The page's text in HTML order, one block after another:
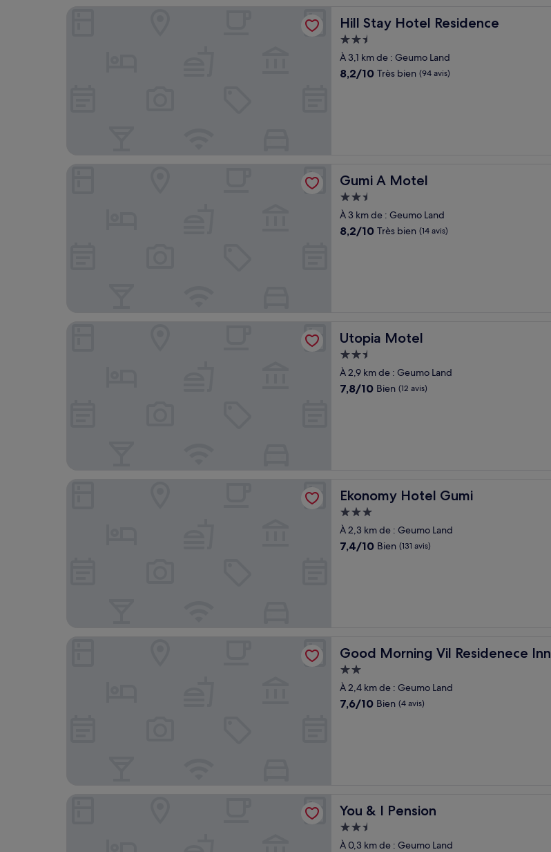
Hill Stay Hotel Residence
Hill Stay Hotel Residence
Hébergement
2.5 étoiles
À 3,1 km de : Geumo Land
8.2
8,2/10 Très bien (94 avis)
Gumi A Motel
Gumi A Motel
Hébergement
2.5 étoiles
À 3 km de : Geumo Land
8.2
8,2/10 Très bien (14 avis)
Utopia Motel
Utopia Motel
Hébergement
2.5 étoiles
À 2,9 km de : Geumo Land
7.8
7,8/10 Bien (12 avis)
Ekonomy Hotel Gumi
Ekonomy Hotel Gumi
Hébergement
3.0 étoiles
À 2,3 km de : Geumo Land
7.4
7,4/10 Bien (131 avis)
Good Morning Vil Residenece Inn
Good Morning Vil Residenece Inn
Hébergement
2.0 étoiles
À 2,4 km de : Geumo Land
7.6
7,6/10 Bien (4 avis)
You & I Pension
You & I Pension
Hébergement
2.5 étoiles
À 0,3 km de : Geumo Land